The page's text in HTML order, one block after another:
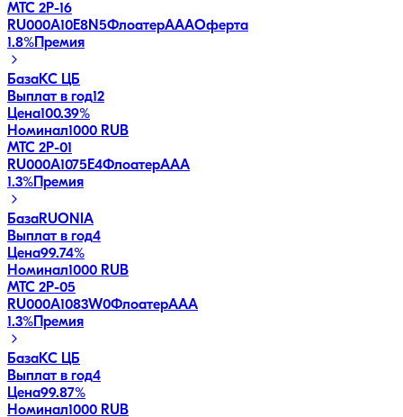
МТС 2Р-16
RU000A10E8N5ФлоатерAAAОферта
1.8%Премия
БазаКС ЦБ
Выплат в год12
Цена100.39%
Номинал1000 RUB
МТС 2P-01
RU000A1075E4ФлоатерAAA
1.3%Премия
БазаRUONIA
Выплат в год4
Цена99.74%
Номинал1000 RUB
МТС 2P-05
RU000A1083W0ФлоатерAAA
1.3%Премия
БазаКС ЦБ
Выплат в год4
Цена99.87%
Номинал1000 RUB